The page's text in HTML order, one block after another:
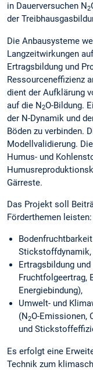
in Dauerversuchen N 2
der
Die Anbausysteme
Langzeitwirkungen
Ertragsbildung und
Ressourceneffizienz
dient der Aufklärung
auf die N2O-Bildung.
der N-Dynamik und
Böden zu verbinden.
Modellvalidierung.
Humus- und
Gärreste.
Das Projekt soll
Förderthemen leisten:
Ertragsbildung
Fruchtfolgeertrag,
Energiebindung),
Umwelt- und
(N2O-Emissionen,
und
Es erfolgt eine
Technik zum